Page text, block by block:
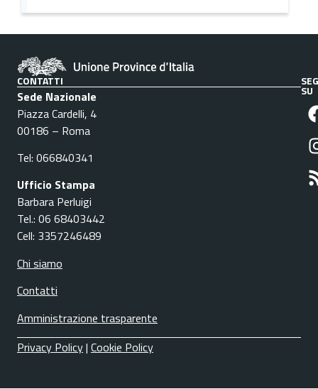
CONTATTI
Sede Nazionale
Piazza Cardelli, 4
00186 – Roma
Tel: 066840341
Ufficio Stampa
Barbara Perluigi
Tel.: 06 68403442
Cell: 3357246489
Chi siamo
Contatti
Amministrazione trasparente
SU
Privacy Policy| Cookie Policy